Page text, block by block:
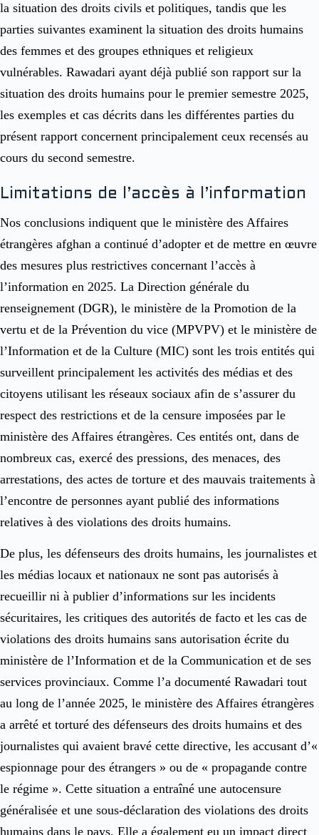
la situation des droits civils et politiques, tandis que les
parties suivantes examinent la situation des droits humains
des femmes et des groupes ethniques et religieux
vulnérables. Rawadari ayant déjà publié son rapport sur la
situation des droits humains pour le premier semestre 2025,
les exemples et cas décrits dans les différentes parties du
présent rapport concernent principalement ceux recensés au
cours du second semestre.
Limitations de l’accès à l’information
Nos conclusions indiquent que le ministère des Affaires
étrangères afghan a continué d’adopter et de mettre en œuvre
des mesures plus restrictives concernant l’accès à
l’information en 2025. La Direction générale du
renseignement (DGR), le ministère de la Promotion de la
vertu et de la Prévention du vice (MPVPV) et le ministère de
l’Information et de la Culture (MIC) sont les trois entités qui
surveillent principalement les activités des médias et des
citoyens utilisant les réseaux sociaux afin de s’assurer du
respect des restrictions et de la censure imposées par le
ministère des Affaires étrangères. Ces entités ont, dans de
nombreux cas, exercé des pressions, des menaces, des
arrestations, des actes de torture et des mauvais traitements à
l’encontre de personnes ayant publié des informations
relatives à des violations des droits humains.
De plus, les défenseurs des droits humains, les journalistes et
les médias locaux et nationaux ne sont pas autorisés à
recueillir ni à publier d’informations sur les incidents
sécuritaires, les critiques des autorités de facto et les cas de
violations des droits humains sans autorisation écrite du
ministère de l’Information et de la Communication et de ses
services provinciaux. Comme l’a documenté Rawadari tout
au long de l’année 2025, le ministère des Affaires étrangères
a arrêté et torturé des défenseurs des droits humains et des
journalistes qui avaient bravé cette directive, les accusant d’«
espionnage pour des étrangers » ou de « propagande contre
le régime ». Cette situation a entraîné une autocensure
généralisée et une sous-déclaration des violations des droits
humains dans le pays. Elle a également eu un impact direct